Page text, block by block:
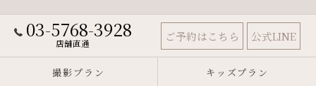
03-5768-3928
店舗直通 ご予約はこちら 公式LINE
撮影プラン キッズプラン